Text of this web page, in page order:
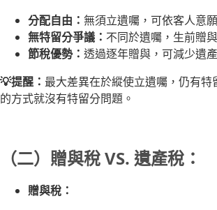
分配自由： 無須立遺囑，可依客人意
無特留分爭議： 不同於遺囑，生前贈
節稅優勢： 透過逐年贈與，可減少遺
💡提醒： 最大差異在於縱使立遺囑，仍有
的方式就沒有特留分問題。
（二）贈與稅 VS. 遺產稅：
贈與稅：